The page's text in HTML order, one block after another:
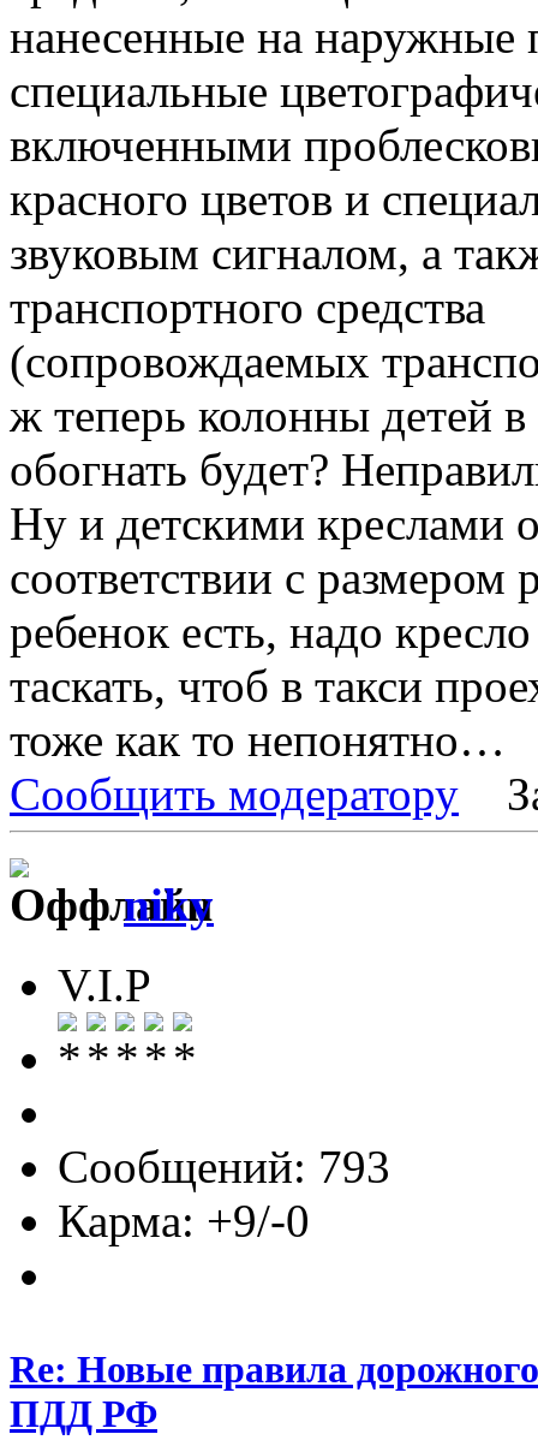
нанесенные на наружные
специальные
включенными
красного цветов и
звуковым сигналом, а
транспортного средства
(сопровождаемых
ж теперь колонны детей
обогнать будет?
Ну и детскими креслами
соответствии с размером
ребенок есть, надо
таскать, чтоб в такси
тоже как то непонятно…
Сообщить модератору
niky
V.I.P
Сообщений: 793
Карма: +9/-0
Re: Новые правила
ПДД РФ